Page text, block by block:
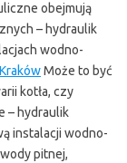
obejmują
– hydraulik
wodno-
Może to być
kotła, czy
– hydraulik
instalacji wodno-
pitnej,